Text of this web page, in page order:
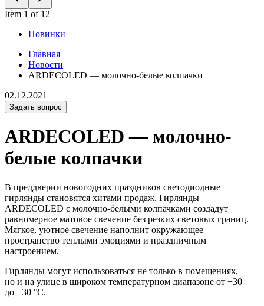
Item 1 of 12
Новинки
Главная
Новости
ARDECOLED — молочно-белые колпачки
02.12.2021
Задать вопрос
ARDECOLED — молочно-
белые колпачки
В преддверии новогодних праздников светодиодные
гирлянды становятся хитами продаж. Гирлянды
ARDECOLED с молочно-белыми колпачками создадут
равномерное матовое свечение без резких световых границ.
Мягкое, уютное свечение наполнит окружающее
пространство теплыми эмоциями и праздничным
настроением.
Гирлянды могут использоваться не только в помещениях,
но и на улице в широком температурном диапазоне от −30
до +30 °С.